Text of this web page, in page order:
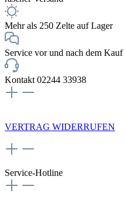
Mehr als 250 Zelte auf Lager
Service vor und nach dem Kauf
Kontakt 02244 33938
VERTRAG WIDERRUFEN
Service-Hotline